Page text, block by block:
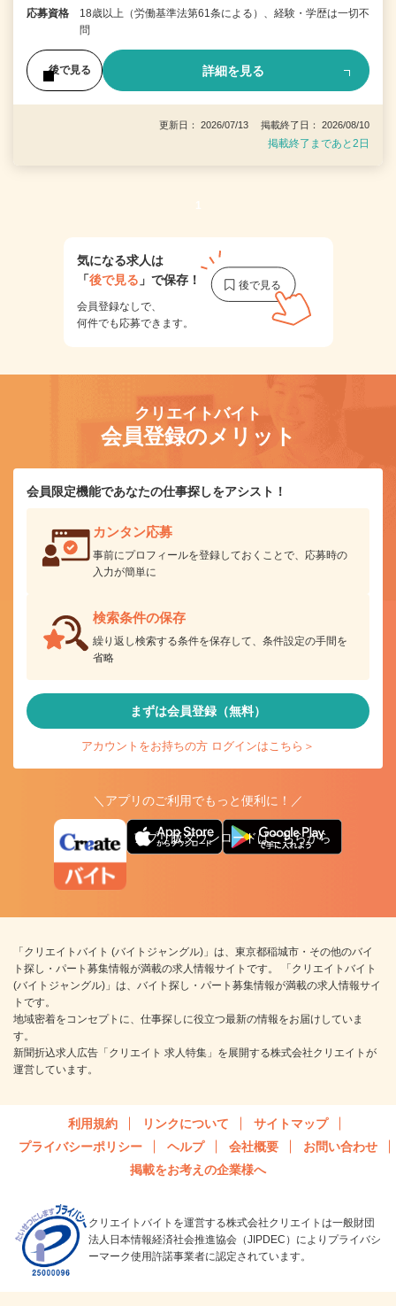
応募資格
18歳以上（労働基準法第61条による）、経験・学歴は一切不
問
後で見る 詳細を見る
更新日： 2026/07/13 掲載終了日： 2026/08/10
掲載終了まであと2日
1
気になる求人は
「後で見る 」で保存！
会員登録なしで、
何件でも応募できます。
クリエイトバイト
会員登録のメリット
会員限定機能であなたの仕事探しをアシスト！
カンタン応募
事前にプロフィールを登録しておくことで、応募時の
入力が簡単に
検索条件の保存
繰り返し検索する条件を保存して、条件設定の手間を
省略
まずは会員登録（無料）
アカウントをお持ちの方 ログインはこちら＞
＼アプリのご利用でもっと便利に！／
アプリ版ダウンロードはこちらから
「クリエイトバイト (バイトジャングル)」は、東京都稲城市・その他のバイ
ト探し・パート募集情報が満載の求人情報サイトです。 「クリエイトバイト
(バイトジャングル)」は、バイト探し・パート募集情報が満載の求人情報サイ
トです。
地域密着をコンセプトに、仕事探しに役立つ最新の情報をお届けしていま
す。
新聞折込求人広告「クリエイト 求人特集」を展開する株式会社クリエイトが
運営しています。
利用規約 リンクについて
サイトマップ
プライバシーポリシー
ヘルプ 会社概要
お問い合わせ
掲載をお考えの企業様へ
クリエイトバイトを運営する株式会社クリエイトは一般財団
法人日本情報経済社会推進協会（JIPDEC）によりプライバシ
ーマーク使用許諾事業者に認定されています。